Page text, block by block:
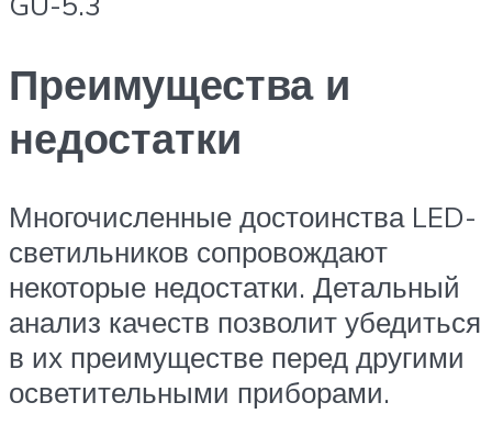
Преимущества и
недостатки
Многочисленные достоинства LED-
светильников сопровождают
некоторые недостатки. Детальный
анализ качеств позволит убедиться
в их преимуществе перед другими
осветительными приборами.